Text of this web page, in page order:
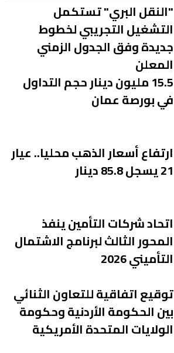
"النقل البري" تستكمل
التشغيل التجريبي لخطوط
جديدة وفق الجدول الزمني
المعلن
15.5 مليون دينار حجم التداول
في بورصة عمان
ارتفاع أسعار الذهب محليا.. عيار
21 يسجل 85.8 دينار
اتحاد شركات التأمين ينفذ
المحور الثالث لبرنامج الاشتمال
التأميني 2026
توقيع اتفاقية للتعاون الثنائي
بين الحكومة الأردنية وحكومة
الولايات المتحدة الأمريكية